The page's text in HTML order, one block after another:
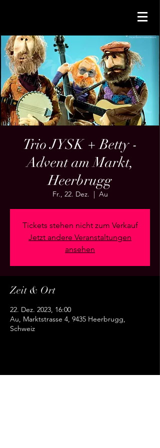
Trio JYSK + Betty -
Advent am Markt,
Heerbrugg
Fr., 22. Dez.
  |
Au
Tickets stehen nicht zum Verkauf
Jetzt andere Veranstaltungen
ansehen
Zeit & Ort
22. Dez. 2023, 16:00
Au, Marktstrasse 4, 9435 Heerbrugg,
Schweiz